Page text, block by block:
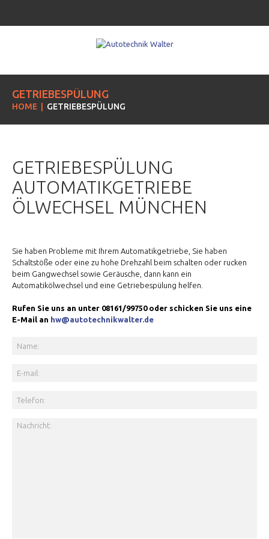
GETRIEBESPÜLUNG
HOME GETRIEBESPÜLUNG
GETRIEBESPÜLUNG
AUTOMATIKGETRIEBE
ÖLWECHSEL MÜNCHEN
Sie haben Probleme mit Ihrem Automatikgetriebe, Sie haben
Schaltstöße oder eine zu hohe Drehzahl beim schalten oder rucken
beim Gangwechsel sowie Geräusche, dann kann ein
Automatikölwechsel und eine Getriebespülung helfen.
Rufen Sie uns an unter 08161/99750 oder schicken Sie uns eine
E-Mail an hw@autotechnikwalter.de